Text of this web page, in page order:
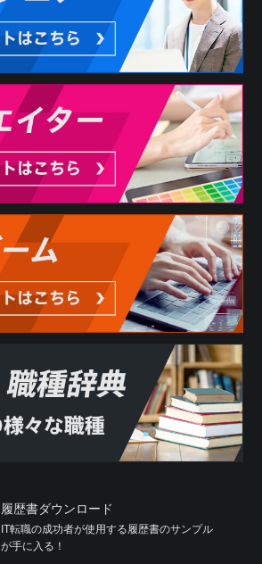
履歴書ダウンロード
IT転職の成功者が使用する履歴書のサンプル
が手に入る！